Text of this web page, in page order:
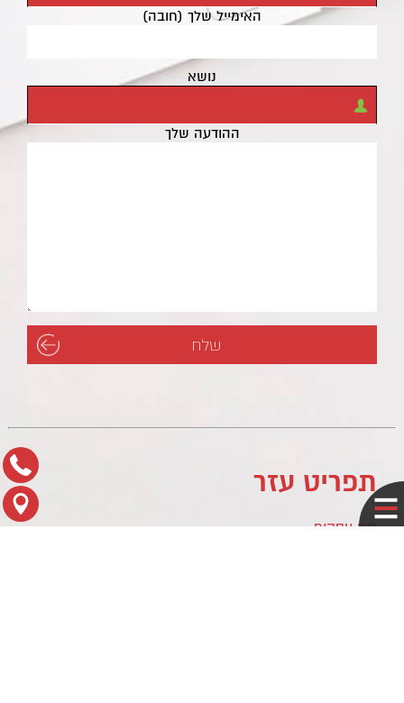
האימייל שלך (חובה)
נושא
ההודעה שלך
תפריט עזר
לוח עסקים